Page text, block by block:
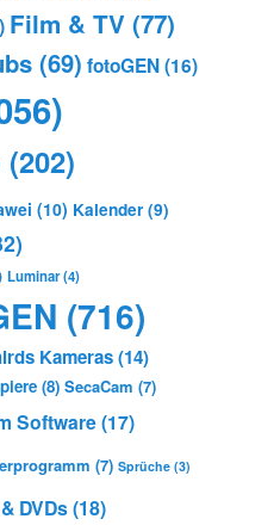
Film & TV (77)
(69) fotoGEN(16)
(202)
(10) Kalender (9)
Luminar(4)
(716)
Kameras(14)
(8) SecaCam (7)
Software(17)
(7) Sprüche (3)
DVDs(18)